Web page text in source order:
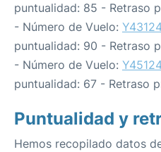
puntualidad: 85 - Retraso
- Número de Vuelo: Y43124
puntualidad: 90 - Retraso
- Número de Vuelo: Y45124
puntualidad: 67 - Retraso
Puntualidad y
Hemos recopilado datos